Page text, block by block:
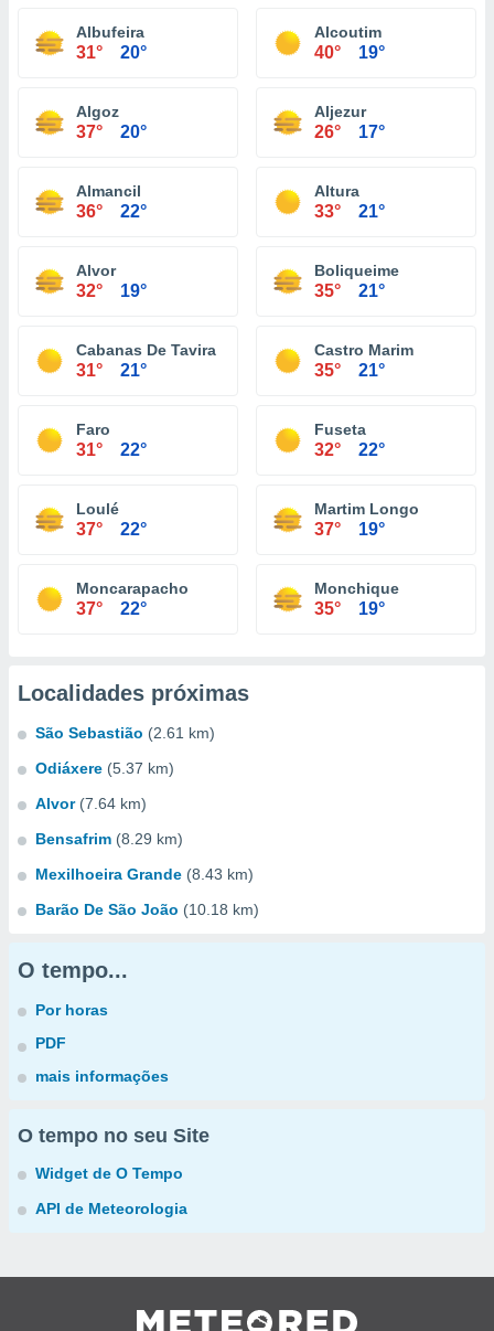
Albufeira
31° 20°
Alcoutim
40° 19°
Algoz
37° 20°
Aljezur
26° 17°
Almancil
36° 22°
Altura
33° 21°
Alvor
32° 19°
Boliqueime
35° 21°
Cabanas De Tavira
31° 21°
Castro Marim
35° 21°
Faro
31° 22°
Fuseta
32° 22°
Loulé
37° 22°
Martim Longo
37° 19°
Moncarapacho
37° 22°
Monchique
35° 19°
Localidades próximas
São Sebastião (2.61 km)
Odiáxere (5.37 km)
Alvor (7.64 km)
Bensafrim (8.29 km)
Mexilhoeira Grande (8.43 km)
Barão De São João (10.18 km)
O tempo...
Por horas
PDF
mais informações
O tempo no seu Site
Widget de O Tempo
API de Meteorologia